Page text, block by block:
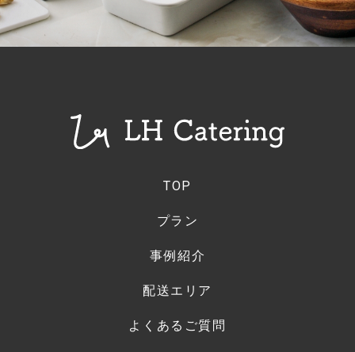
TOP
プラン
事例紹介
配送エリア
よくあるご質問